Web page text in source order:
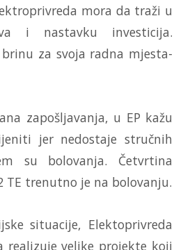
mora da traži u
i nastavku investicija.
za svoja radna mjesta-
zapošljavanja, u EP kažu
jer nedostaje stručnih
su bolovanja. Četvrtina
TE trenutno je na bolovanju.
situacije, Elektoprivreda
realizuje velike projekte koji